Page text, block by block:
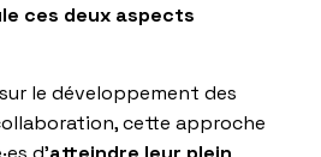
ces deux aspects
le développement des
cette approche